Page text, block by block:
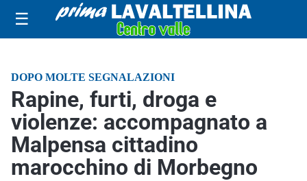
☰
DOPO MOLTE SEGNALAZIONI
Rapine, furti, droga e
violenze: accompagnato a
Malpensa cittadino
marocchino di Morbegno